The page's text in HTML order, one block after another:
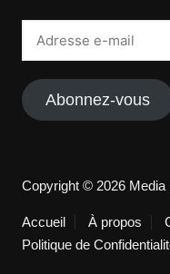
Abonnez-vous
Copyright © 2026 Media
Accueil À propos
Politique de